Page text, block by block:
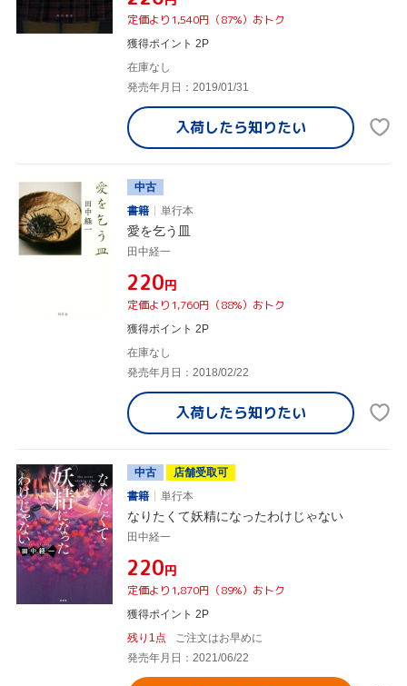
定価より1,540円（87%）おトク
獲得ポイント 2P
在庫なし
発売年月日：2019/01/31
入荷したら知りたい
中古
書籍
単行本
愛を乞う皿
田中経一
¥220円
定価より1,760円（88%）おトク
獲得ポイント 2P
在庫なし
発売年月日：2018/02/22
入荷したら知りたい
中古
店舗受取可
書籍
単行本
なりたくて妖精になったわけじゃない
田中経一
¥220円
定価より1,870円（89%）おトク
獲得ポイント 2P
残り1点
ご注文はお早めに
発売年月日：2021/06/22